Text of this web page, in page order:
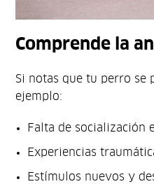
Comprende la
Si notas que tu perro se
ejemplo:
Falta de socialización
Experiencias
Estímulos nuevos y